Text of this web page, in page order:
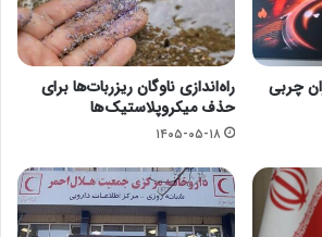
چربی
راه‌اندازی ناوگان ریزربات‌ها برای
حذف میکروپلاستیک‌ها
۱۴۰۵-۰۵-۱۸